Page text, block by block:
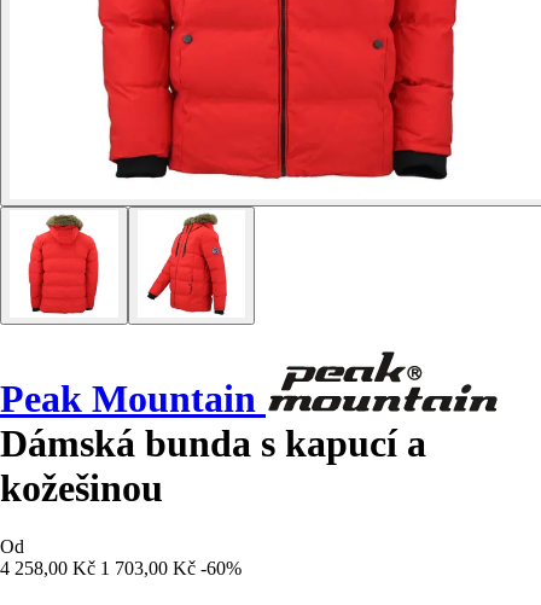
Peak Mountain
Dámská bunda s kapucí a
kožešinou
Od
4 258,00 Kč 1 703,00 Kč -60%